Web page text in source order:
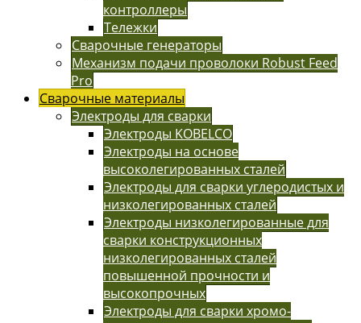
контроллеры
Тележки
Сварочные генераторы
Механизм подачи проволоки Robust Feed
Pro
Сварочные материалы
Электроды для сварки
Электроды KOBELCO
Электроды на основе
высоколегированных сталей
Электроды для сварки углеродистых и
низколегированных сталей
Электроды низколегированные для
сварки конструкционных
низколегированных сталей
повышенной прочности и
высокопрочных
Электроды для сварки хромо-